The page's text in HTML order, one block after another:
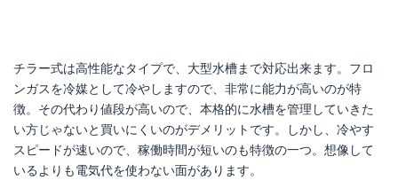
チラー式は高性能なタイプで、大型水槽まで対応出来ます。フロ
ンガスを冷媒として冷やしますので、非常に能力が高いのが特
徴。その代わり値段が高いので、本格的に水槽を管理していきた
い方じゃないと買いにくいのがデメリットです。しかし、冷やす
スピードが速いので、稼働時間が短いのも特徴の一つ。想像して
いるよりも電気代を使わない面があります。